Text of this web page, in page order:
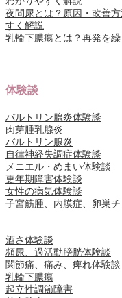
夜間尿とは？原因・改善
すく解説
乳輪下膿瘍とは？再発を
体験談
バルトリン腺炎体験談
肉芽腫乳腺炎
バルトリン腺炎
自律神経失調症体験談
メニエル・めまい体験談
更年期障害体験談
女性の病気体験談
子宮筋腫、内膜症、卵巣
酒さ体験談
頻尿、過活動膀胱体験談
関節痛、痛み、痺れ体験談
乳輪下膿瘍
起立性調節障害